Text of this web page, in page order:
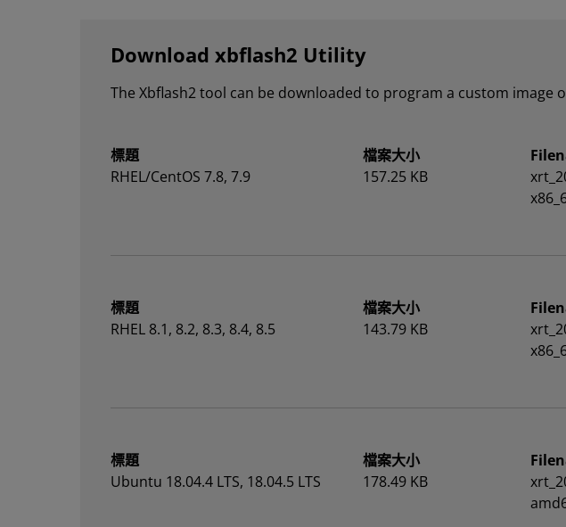
Download xbflash2 Utility
The Xbflash2 tool can be downloaded to program a custom
標題
RHEL/CentOS 7.8, 7.9
檔案大小
157.25 KB
標題
RHEL 8.1, 8.2, 8.3, 8.4, 8.5
檔案大小
143.79 KB
標題
Ubuntu 18.04.4 LTS, 18.04.5 LTS
檔案大小
178.49 KB